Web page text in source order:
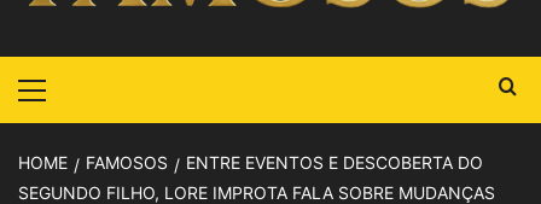
HOME FAMOSOS
ENTRE EVENTOS E DESCOBERTA DO
SEGUNDO FILHO, LORE IMPROTA FALA SOBRE MUDANÇAS